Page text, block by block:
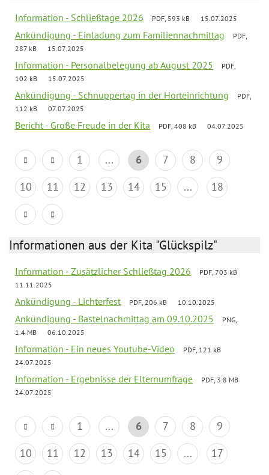
Information - Schließtage 2026 PDF, 593 kB 15.07.2025
Ankündigung - Einladung zum Familiennachmittag
PDF,
287 kB
15.07.2025
Information - Personalbelegung ab August 2025
PDF,
102 kB
15.07.2025
Ankündigung - Schnuppertag in der Horteinrichtung
PDF,
112 kB
07.07.2025
Bericht - Große Freude in der Kita PDF, 408 kB 04.07.2025
1 ... 6 7 8
9
10
11 12 13 14 15 ... 18
Informationen aus der Kita "Glückspilz"
Information - Zusätzlicher Schließtag 2026
PDF, 703 kB
11.11.2025
Ankündigung - Lichterfest PDF, 206 kB 10.10.2025
Ankündigung - Bastelnachmittag am 09.10.2025
PNG,
1.4 MB
06.10.2025
Information - Ein neues Youtube-Video
PDF, 121 kB
24.07.2025
Information - Ergebnisse der Elternumfrage
PDF, 3.8 MB
24.07.2025
1 ... 6 7 8
9
10
11 12 13 14 15 ... 17